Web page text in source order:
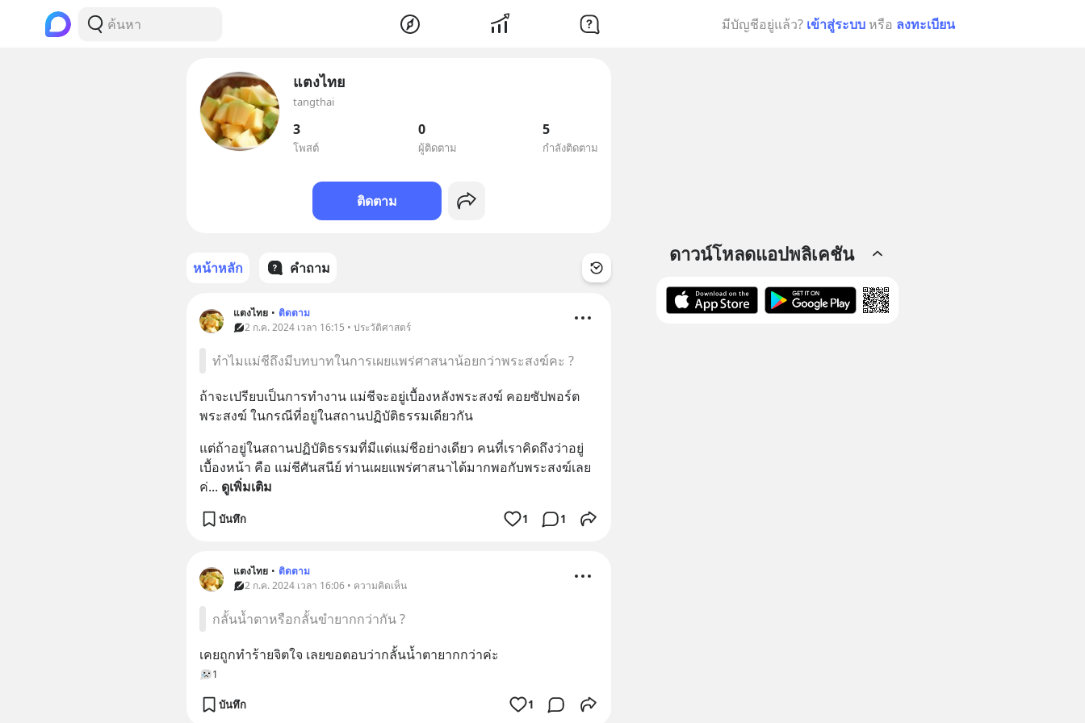
มีบัญชีอยู่แล้ว? เข้าสู่ระบบ หรือ ลงทะเบียน
แตงไทย
tangthai
3
โพสต์
0
ผู้ติดตาม
5
กำลังติดตาม
ติดตาม
หน้าหลัก คำถาม
แตงไทย • ติดตาม
2 ก.ค. 2024 เวลา 16:15 • ประวัติศาสตร์
ทำไมแม่ชีถึงมีบทบาทในการเผยแพร่ศาสนาน้อยกว่าพระสงฆ์คะ ?
ถ้าจะเปรียบเป็นการทำงาน แม่ชีจะอยู่เบื้องหลังพระสงฆ์ คอยซัปพอร์ต
พระสงฆ์ ในกรณีที่อยู่ในสถานปฏิบัติธรรมเดียวกัน
แต่ถ้าอยู่ในสถานปฏิบัติธรรมที่มีแต่แม่ชีอย่างเดียว คนที่เราคิดถึงว่าอยู่
เบื้องหน้า คือ แม่ชีศันสนีย์ ท่านเผยแพร่ศาสนาได้มากพอกับพระสงฆ์เลย
ค่... ดูเพิ่มเติม
บันทึก 1 1
แตงไทย • ติดตาม
2 ก.ค. 2024 เวลา 16:06 • ความคิดเห็น
กลั้นนํ้าตาหรือกลั้นขำยากกว่ากัน ?
เคยถูกทำร้ายจิตใจ เลยขอตอบว่ากลั้นน้ำตายากกว่าค่ะ
1
บันทึก 1
ดาวน์โหลดแอปพลิเคชัน